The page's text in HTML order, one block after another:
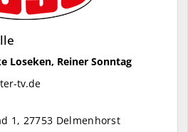
Loseken, Reiner Sonntag
tv.de
1, 27753 Delmenhorst